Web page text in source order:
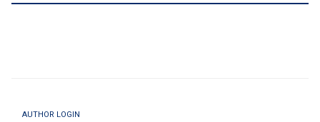
AUTHOR LOGIN